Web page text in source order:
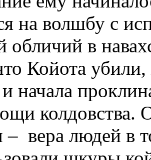
на волшбу с
обличий в
Койота убили,
начала
колдовства.
– вера людей в